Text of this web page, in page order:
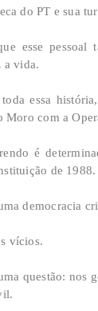
do PT e sua
esse pessoal
a vida.
essa
com a
é
de 1988.
democracia
vícios.
questão: nos